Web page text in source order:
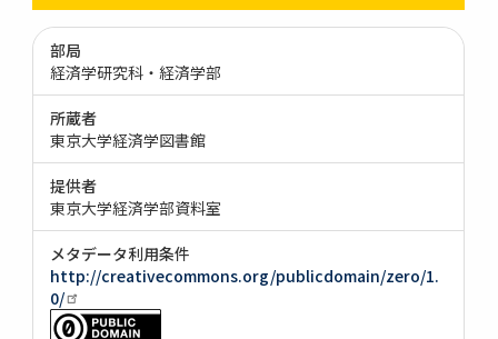
部局
経済学研究科・経済学部
所蔵者
東京大学経済学図書館
提供者
東京大学経済学部資料室
メタデータ利用条件
http://creativecommons.org/publicdomain/zero/1.
0/